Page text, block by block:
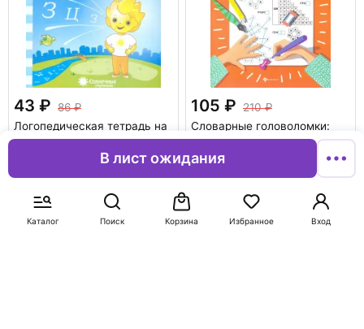
Каталог Поиск Вход
Избранное
Корзина
В лист ожидания
43
86
Логопедическая тетрадь на
звуки [З], [З'], [Ц].
Солнечные ступеньки
В корзину
105
210
Словарные головоломки:
кроссворды, слова-
трансформеры,
В корзину